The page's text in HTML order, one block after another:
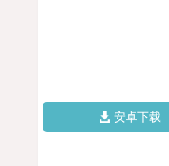
安卓下载